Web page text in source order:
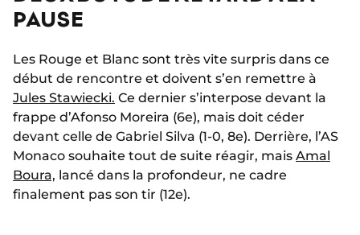
PAUSE
Les Rouge et Blanc sont très vite surpris dans ce
début de rencontre et doivent s’en remettre à
Jules Stawiecki. Ce dernier s’interpose devant la
frappe d’Afonso Moreira (6e), mais doit céder
devant celle de Gabriel Silva (1-0, 8e). Derrière, l’AS
Monaco souhaite tout de suite réagir, mais Amal
Boura, lancé dans la profondeur, ne cadre
finalement pas son tir (12e).